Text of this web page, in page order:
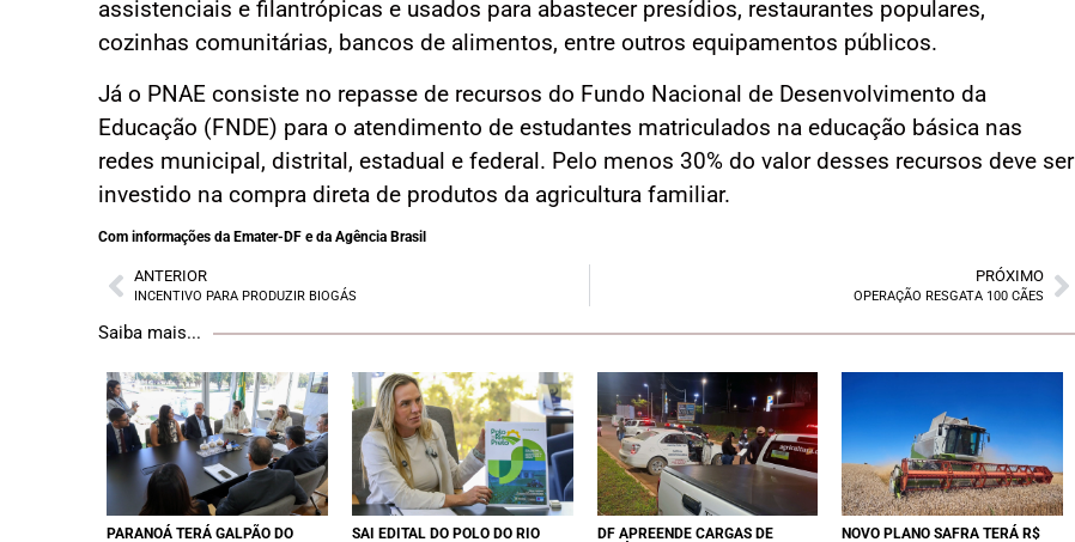
assistenciais e filantrópicas e usados para abastecer presídios, restaurantes populares,
cozinhas comunitárias, bancos de alimentos, entre outros equipamentos públicos.
Já o PNAE consiste no repasse de recursos do Fundo Nacional de Desenvolvimento da
Educação (FNDE) para o atendimento de estudantes matriculados na educação básica nas
redes municipal, distrital, estadual e federal. Pelo menos 30% do valor desses recursos deve ser
investido na compra direta de produtos da agricultura familiar.
Com informações da Emater-DF e da Agência Brasil
ANTERIOR
INCENTIVO PARA PRODUZIR BIOGÁS
PRÓXIMO
OPERAÇÃO RESGATA 100 CÃES
Saiba mais...
PARANOÁ TERÁ GALPÃO DO
SAI EDITAL DO POLO DO RIO
DF APREENDE CARGAS DE
NOVO PLANO SAFRA TERÁ R$